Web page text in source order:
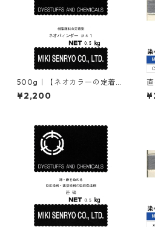
500g｜【ネオカラーの定着
剤】｜ネオバィンダー#41（樹
脂顔料の定着剤）
¥2,200